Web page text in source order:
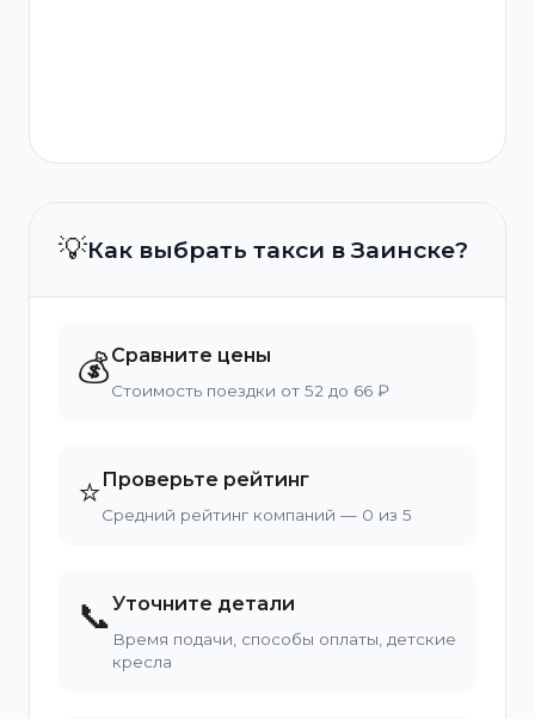
💡Как выбрать такси в Заинске?
💰Сравните цены
Стоимость поездки от 52 до 66 ₽
⭐Проверьте рейтинг
Средний рейтинг компаний — 0 из 5
📞Уточните детали
Время подачи, способы оплаты, детские
кресла